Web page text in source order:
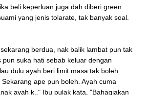
beli keperluan juga dah diberi green
yang jenis tolarate, tak banyak soal.
berdua, nak balik lambat pun tak
pun suka hati sebab keluar dengan
dulu ayah beri limit masa tak boleh
ape pun boleh. Ayah cuma
ayah k.." Ibu pulak kata, "Bahagiakan